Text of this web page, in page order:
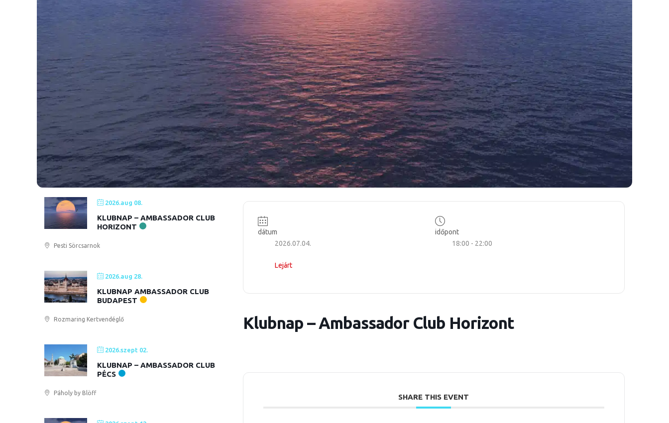
2026.aug 08.
KLUBNAP – AMBASSADOR CLUB
HORIZONT
Pesti Sörcsarnok
2026.aug 28.
KLUBNAP AMBASSADOR CLUB
BUDAPEST
Rozmaring Kertvendéglő
2026.szept 02.
KLUBNAP – AMBASSADOR CLUB
PÉCS
Páholy by Blöff
dátum
2026.07.04.
Lejárt
időpont
18:00 - 22:00
Klubnap – Ambassador Club Horizont
SHARE THIS EVENT